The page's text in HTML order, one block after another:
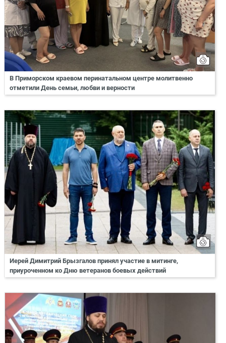
В Приморском краевом перинатальном центре молитвенно
отметили День семьи, любви и верности
Иерей Димитрий Брызгалов принял участие в митинге,
приуроченном ко Дню ветеранов боевых действий